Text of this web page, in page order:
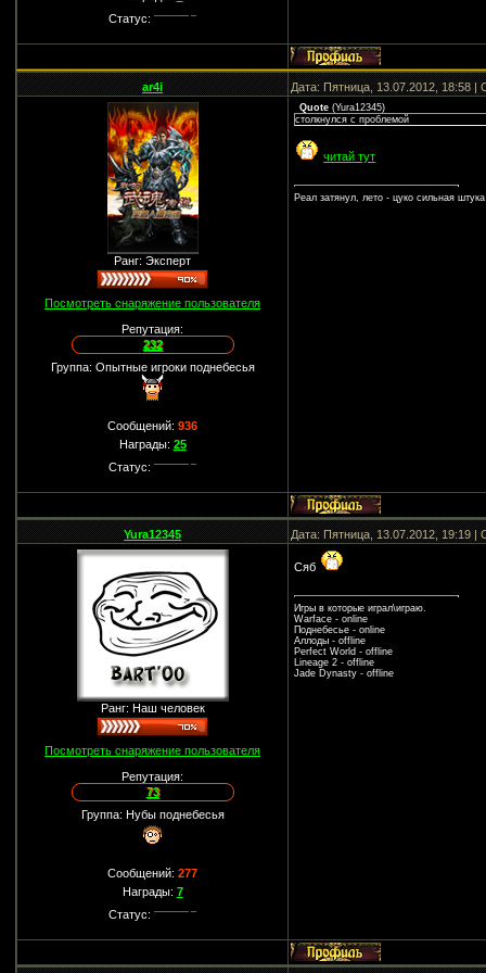
Статус:
ar4i Дата: Пятница, 13.07.2012, 18:58
Ранг: Эксперт
Посмотреть снаряжение пользователя
Репутация:
232
Группа: Опытные игроки поднебесья
Сообщений:936
Награды: 25
Статус:
Quote (Yura12345)
столкнулся с проблемой
читай тут
Реал затянул, лето - цуко сильная штука
Yura12345 Дата: Пятница, 13.07.2012, 19:19
Ранг: Наш человек
Посмотреть снаряжение пользователя
Репутация:
73
Группа: Нубы поднебесья
Сообщений:277
Награды: 7
Статус:
Сяб
Игры в которые играл\играю.
Warface - online
Поднебесье - online
Аллоды - offline
Perfect World - offline
Lineage 2 - offline
Jade Dynasty - offline